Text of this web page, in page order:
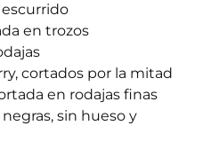
en trozos
cortados por la mitad
en rodajas finas
sin hueso y